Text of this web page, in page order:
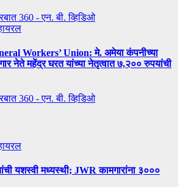
360 - एन. बी. व्हिडिओ
Workers’ Union: मे. अमेया कंपनीच्या
नेते महेंद्र घरत यांच्या नेतृत्वात ७,२०० रुपयांची
360 - एन. बी. व्हिडिओ
यशस्वी मध्यस्थी; JWR कामगारांना ३०००